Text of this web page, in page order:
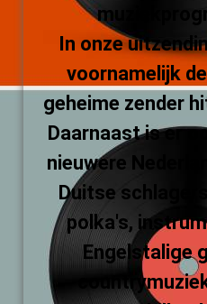
In onze
voornamelijk
geheime zender
Daarnaast is er
nieuwere
Duitse
polka's,
Engelstalige